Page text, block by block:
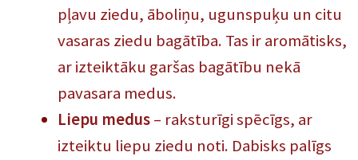
pļavu ziedu, āboliņu, ugunspuķu un citu
vasaras ziedu bagātība. Tas ir aromātisks,
ar izteiktāku garšas bagātību nekā
pavasara medus.
Liepu medus– raksturīgi spēcīgs, ar
izteiktu liepu ziedu noti. Dabisks palīgs